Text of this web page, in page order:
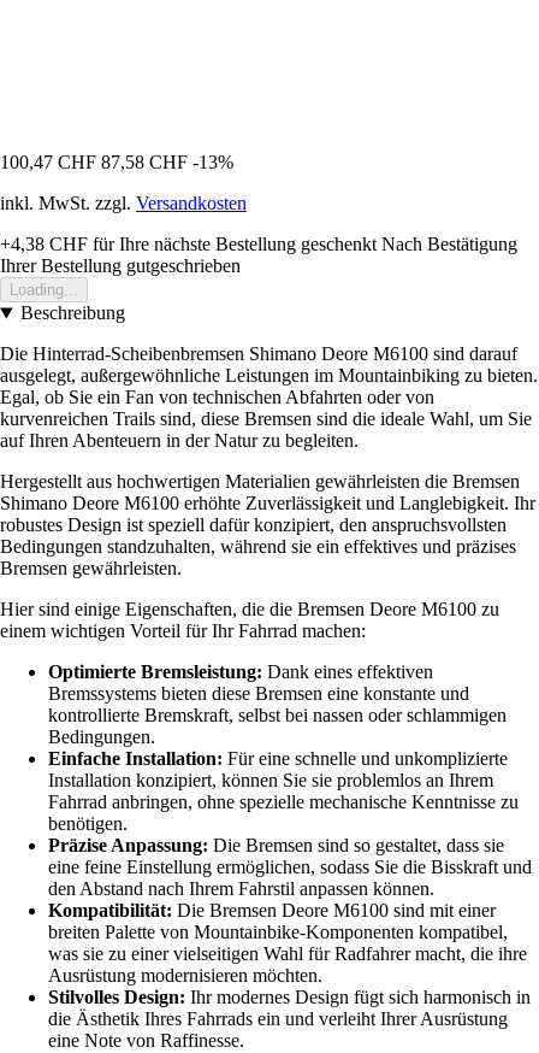
100,47 CHF 87,58 CHF -13%
inkl. MwSt. zzgl. Versandkosten
+4,38 CHF für Ihre nächste Bestellung geschenkt Nach Bestätigung
Ihrer Bestellung gutgeschrieben
Loading...
Beschreibung
Die Hinterrad-Scheibenbremsen Shimano Deore M6100 sind darauf
ausgelegt, außergewöhnliche Leistungen im Mountainbiking zu bieten.
Egal, ob Sie ein Fan von technischen Abfahrten oder von
kurvenreichen Trails sind, diese Bremsen sind die ideale Wahl, um Sie
auf Ihren Abenteuern in der Natur zu begleiten.
Hergestellt aus hochwertigen Materialien gewährleisten die Bremsen
Shimano Deore M6100 erhöhte Zuverlässigkeit und Langlebigkeit. Ihr
robustes Design ist speziell dafür konzipiert, den anspruchsvollsten
Bedingungen standzuhalten, während sie ein effektives und präzises
Bremsen gewährleisten.
Hier sind einige Eigenschaften, die die Bremsen Deore M6100 zu
einem wichtigen Vorteil für Ihr Fahrrad machen:
Optimierte Bremsleistung: Dank eines effektiven
Bremssystems bieten diese Bremsen eine konstante und
kontrollierte Bremskraft, selbst bei nassen oder schlammigen
Bedingungen.
Einfache Installation: Für eine schnelle und unkomplizierte
Installation konzipiert, können Sie sie problemlos an Ihrem
Fahrrad anbringen, ohne spezielle mechanische Kenntnisse zu
benötigen.
Präzise Anpassung: Die Bremsen sind so gestaltet, dass sie
eine feine Einstellung ermöglichen, sodass Sie die Bisskraft und
den Abstand nach Ihrem Fahrstil anpassen können.
Kompatibilität: Die Bremsen Deore M6100 sind mit einer
breiten Palette von Mountainbike-Komponenten kompatibel,
was sie zu einer vielseitigen Wahl für Radfahrer macht, die ihre
Ausrüstung modernisieren möchten.
Stilvolles Design: Ihr modernes Design fügt sich harmonisch in
die Ästhetik Ihres Fahrrads ein und verleiht Ihrer Ausrüstung
eine Note von Raffinesse.